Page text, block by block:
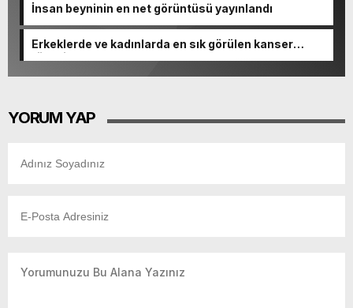
İnsan beyninin en net görüntüsü yayınlandı
Erkeklerde ve kadınlarda en sık görülen kanser
türleri açıklandı
YORUM YAP